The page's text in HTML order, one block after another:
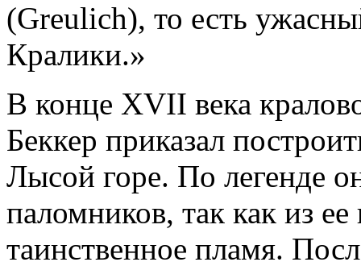
(Greulich), то есть
Кралики.»
В конце XVII века
Беккер приказал
Лысой горе. По легенде
паломников, так как из
таинственное пламя.